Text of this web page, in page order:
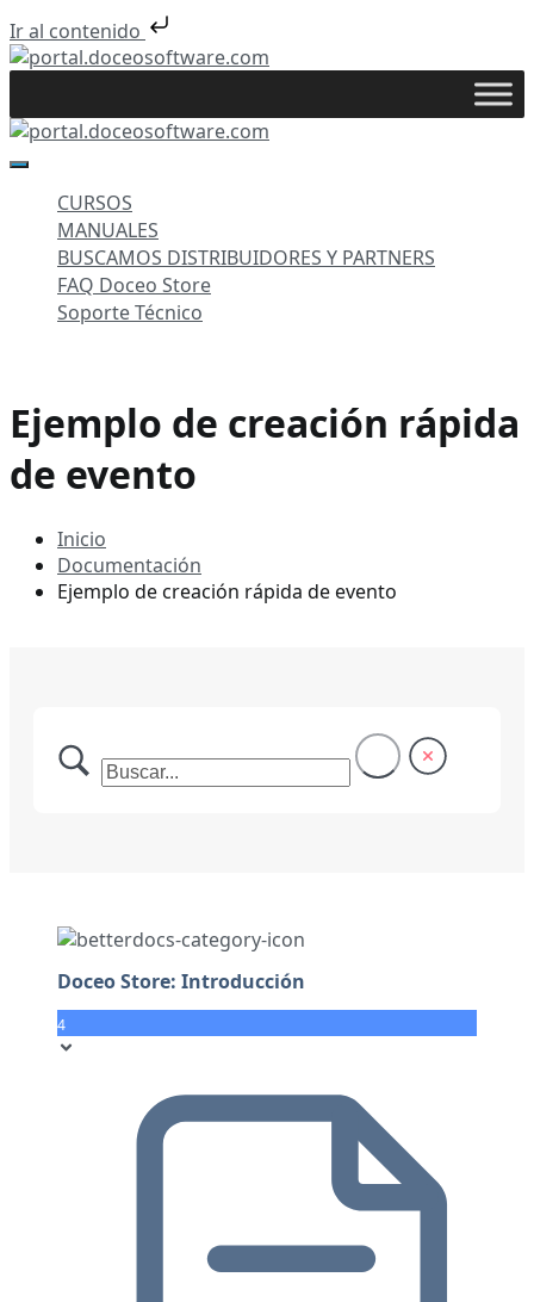
Ir al contenido
Saltar
portal.doceosoftware.com
CURSOS
MANUALES
BUSCAMOS DISTRIBUIDORES Y PARTNERS
FAQ Doceo Store
Soporte Técnico
Ejemplo de creación rápida
de evento
Inicio
Documentación
Ejemplo de creación rápida de evento
Doceo Store: Introducción
4